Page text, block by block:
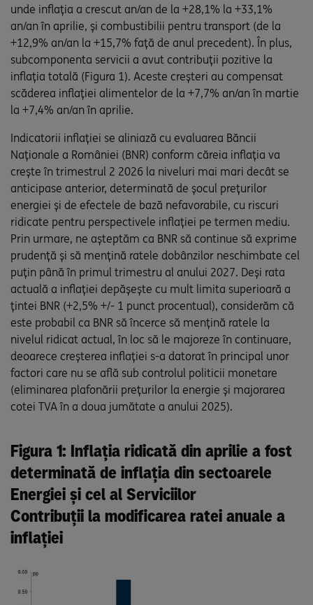
unde inflația a crescut an/an de la +28,1% la +33,1%
an/an în aprilie, și combustibilii pentru transport (de la
+12,9% an/an la +15,7% față de anul precedent). În plus,
subcomponenta servicii a avut contribuții pozitive la
inflația totală (Figura 1). Aceste creșteri au compensat
scăderea inflației alimentelor de la +7,7% an/an în martie
la +7,4% an/an în aprilie.
Indicatorii inflației se aliniază cu evaluarea Băncii
Naționale a României (BNR) conform căreia inflația va
crește în trimestrul 2 2026 la niveluri mai mari decât se
anticipase anterior, determinată de șocul prețurilor
energiei și de efectele de bază nefavorabile, cu riscuri
ridicate pentru perspectivele inflației pe termen mediu.
Prin urmare, ne așteptăm ca BNR să continue să exprime
prudență și să mențină ratele dobânzilor neschimbate cel
puțin până în primul trimestru al anului 2027. Deși rata
actuală a inflației depășește cu mult limita superioară a
țintei BNR (+2,5% +/- 1 punct procentual), considerăm că
este probabil ca BNR să încerce să mențină ratele la
nivelul ridicat actual, în loc să le majoreze în continuare,
deoarece creșterea inflației s-a datorat în principal unor
factori care nu se află sub controlul politicii monetare
(eliminarea plafonării prețurilor la energie și majorarea
cotei TVA în a doua jumătate a anului 2025).
Figura 1: Inflația ridicată din aprilie a fost
determinată de inflația din sectoarele
Energiei și cel al Serviciilor
Contribuții la modificarea ratei anuale a
inflației